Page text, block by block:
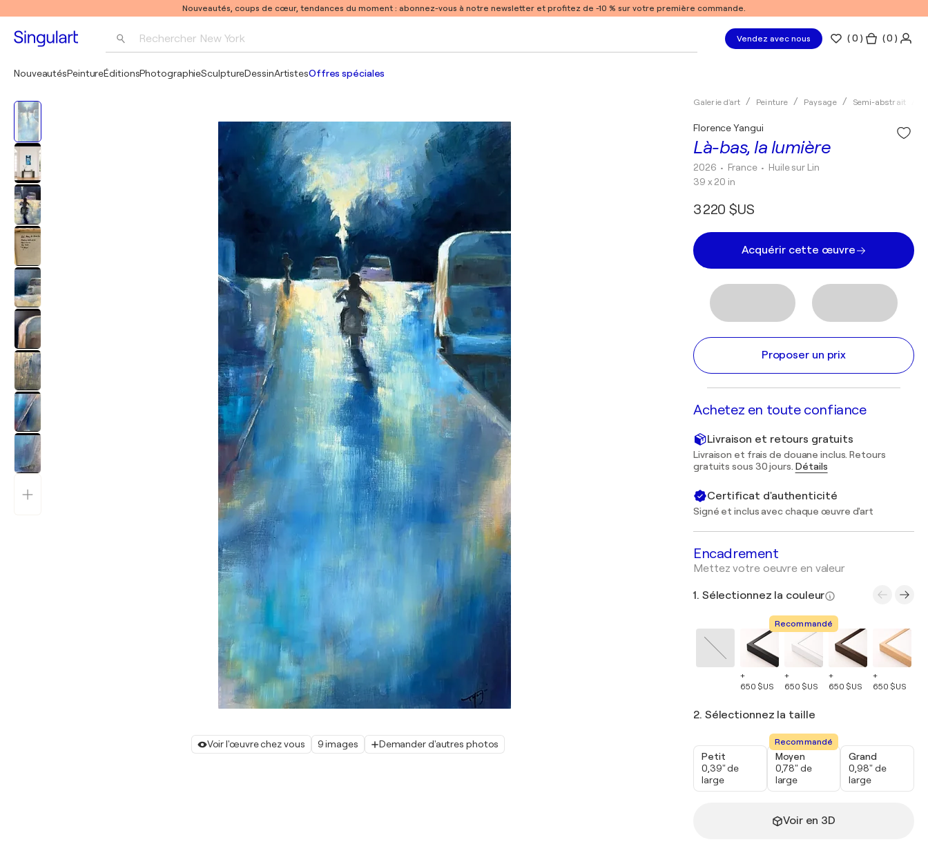
Nouveautés, coups de cœur, tendances du moment : abonnez-vous à notre newsletter et profitez de -10 % sur votre première commande.
Rechercher New York
Pablo Picasso
Vendez avec nous (0 ) ( 0 )
NouveautésPeintureÉditionsPhotographieSculptureDessinArtistesOffres spéciales
Voir l'œuvre chez vous 9 images Demander d'autres photos
Galerie d'art Peinture Paysage Semi-abstrait
Là-bas, la lumière
Florence Yangui
2026 • France • Huile sur Lin
39 x 20 in
3 220 $US
Acquérir cette œuvre
Proposer un prix
Achetez en toute confiance
Livraison et retours gratuits
Livraison et frais de douane inclus. Retours
gratuits sous 30 jours. Détails
Certificat d'authenticité
Signé et inclus avec chaque œuvre d'art
Encadrement
Mettez votre oeuvre en valeur
1. Sélectionnez la couleur
+
650 $US
Recommandé
+
650 $US
+
650 $US
+
650 $US
2. Sélectionnez la taille
Petit
0,39" de
large
Recommandé
Moyen
0,78" de
large
Grand
0,98" de
large
Voir en 3D